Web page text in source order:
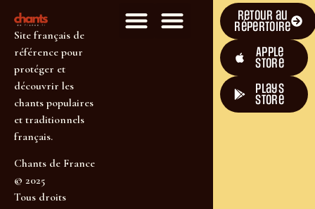
Site français de
référence pour
protéger et
découvrir les
chants populaires
et traditionnels
français.
Chants de France
© 2025
Tous droits
Retour au
répertoire
Apple
Store
plays
store